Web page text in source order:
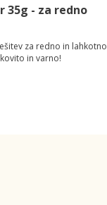
35g - za redno
za redno in lahkotno
in varno!